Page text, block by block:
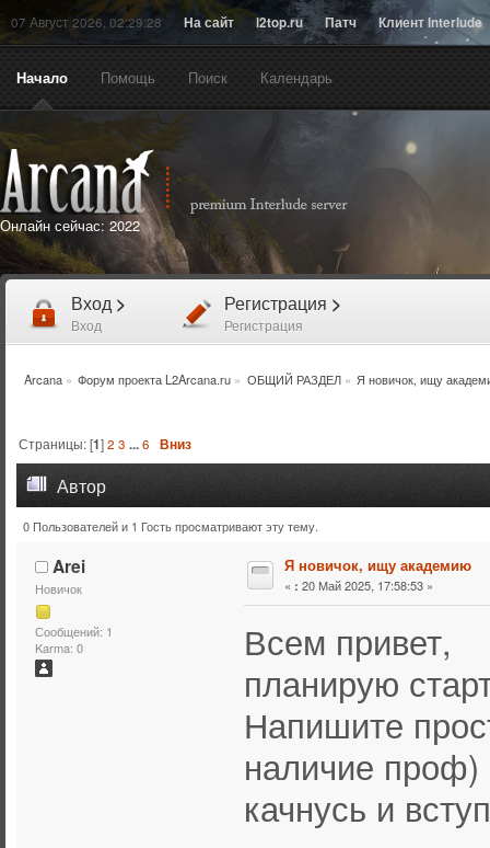
07 Август 2026, 02:29:28 На сайт l2top.ru Патч Клиент Interlude
Начало Помощь Поиск Календарь
Онлайн сейчас: 2022
Вход >
Вход
Регистрация >
Регистрация
Arcana» Форум проекта L2Arcana.ru » ОБЩИЙ РАЗДЕЛ» Я новичок, ищу
Страницы: [1]2 3 ...6 Вниз
Автор
Тема: Я новичок, ищу академию (Прочитано 49841 раз)
0 Пользователей и 1 Гость просматривают эту тему.
Arei
Новичок
Сообщений: 1
Karma: 0
Я новичок, ищу академию
« : 20 Май 2025, 17:58:53 »
Всем привет,
планирую
Напишите
наличие проф)
качнусь и